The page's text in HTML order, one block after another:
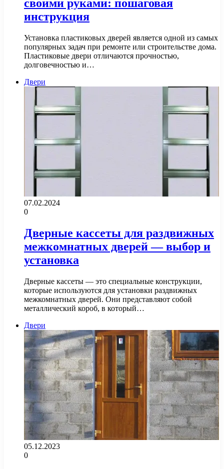
своими руками: пошаговая
инструкция
Установка пластиковых дверей является одной из самых
популярных задач при ремонте или строительстве дома.
Пластиковые двери отличаются прочностью,
долговечностью и…
Двери
07.02.2024
0
Дверные кассеты для раздвижных
межкомнатных дверей — выбор и
установка
Дверные кассеты — это специальные конструкции,
которые используются для установки раздвижных
межкомнатных дверей. Они представляют собой
металлический короб, в который…
Двери
05.12.2023
0